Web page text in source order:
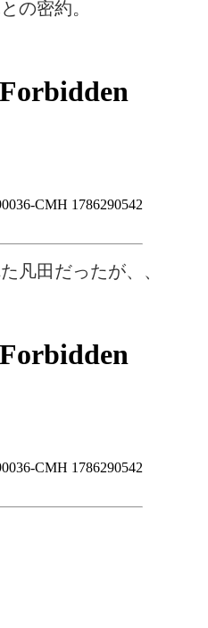
の密約。
凡田だったが、、